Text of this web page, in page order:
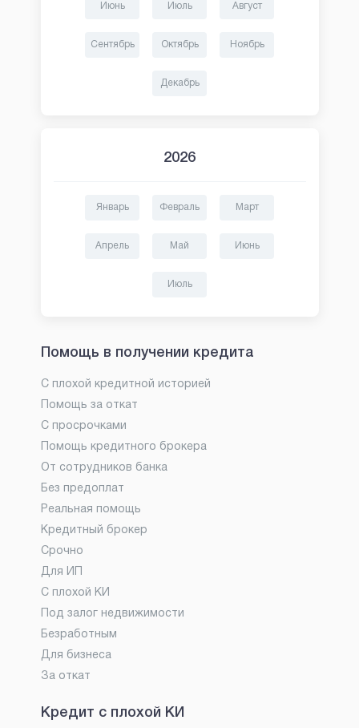
Июнь Июль Август
Сентябрь Октябрь Ноябрь
Декабрь
2026
Январь Февраль Март
Апрель Май Июнь
Июль
Помощь в получении кредита
С плохой кредитной историей
Помощь за откат
С просрочками
Помощь кредитного брокера
От сотрудников банка
Без предоплат
Реальная помощь
Кредитный брокер
Срочно
Для ИП
С плохой КИ
Под залог недвижимости
Безработным
Для бизнеса
За откат
Кредит с плохой КИ